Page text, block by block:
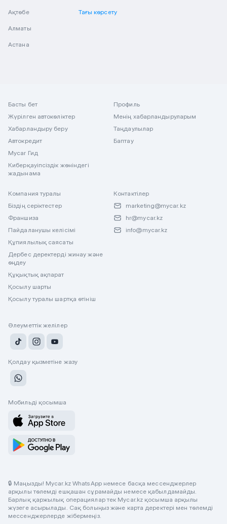
Ақтөбе
Алматы
Астана
Тағы көрсету
Басты бет
Жүрілген автокөліктер
Хабарландыру беру
Автокредит
Mycar Гид
Киберқауіпсіздік жөніндегі
жадынама
Профиль
Менің хабарландыруларым
Таңдаулылар
Баптау
Компания туралы
Біздің серіктестер
Франшиза
Пайдаланушы келісімі
Құпиялылық саясаты
Дербес деректерді жинау және
өңдеу
Құқықтық ақпарат
Қосылу шарты
Қосылу туралы шартқа өтініш
Контактілер
marketing@mycar.kz
hr@mycar.kz
info@mycar.kz
Әлеуметтік желілер
Қолдау қызметіне жазу
Мобильді қосымша
🔒 Маңызды! Mycar.kz WhatsApp немесе басқа мессенджерлер
арқылы төлемді ешқашан сұрамайды немесе қабылдамайды.
Барлық қаржылық операциялар тек Mycar.kz қосымша арқылы
жүзеге асырылады. Сақ болыңыз және карта деректері мен төлемді
мессенджерлерде жібермеңіз.